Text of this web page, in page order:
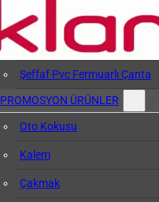
Pvc Sözlük Kabı
Şeffaf Pvc Kart Kılıfı
Şeffaf Pvc Fermuarlı Çanta
PROMOSYON ÜRÜNLER
Oto Kokusu
Kalem
Çakmak